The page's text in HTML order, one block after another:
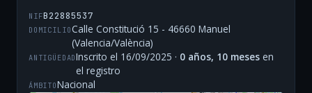
NIFB22885537
DOMICILIOCalle Constitució 15 - 46660 Manuel
(Valencia/València)
ANTIGÜEDADInscrito el 16/09/2025 · 0 años, 10 meses en
el registro
ÁMBITONacional